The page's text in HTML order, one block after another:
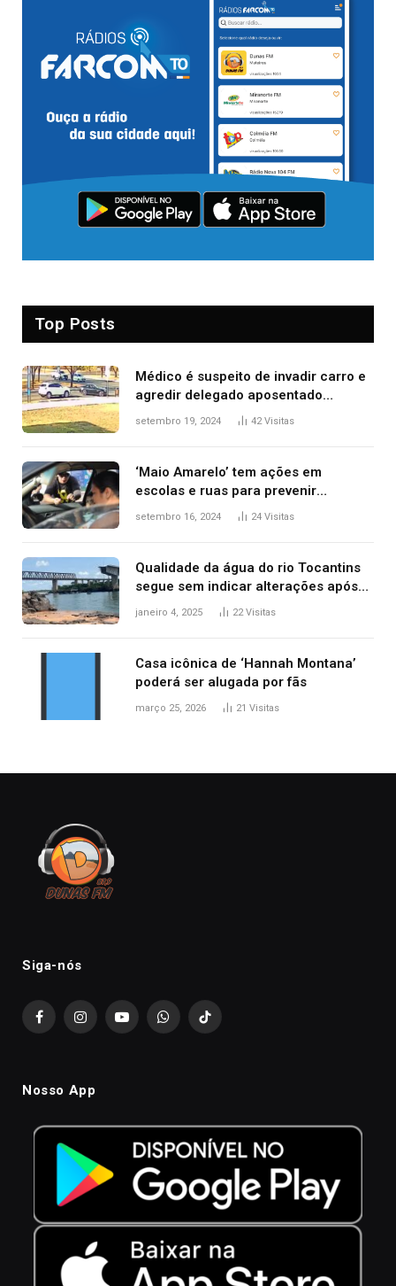
Top Posts
Médico é suspeito de invadir carro e
agredir delegado aposentado
durante confusão no trânsito
setembro 19, 2024 42Visitas
‘Maio Amarelo’ tem ações em
escolas e ruas para prevenir
acidentes no trânsito no AP
setembro 16, 2024 24 Visitas
Qualidade da água do rio Tocantins
segue sem indicar alterações após
desabamento da ponte entre MA e
janeiro 4, 2025 22Visitas
Casa icônica de ‘Hannah Montana’
poderá ser alugada por fãs
março 25, 2026 21 Visitas
Siga-nós
FacebookInstagramYouTubeWhatsAppTikTok
Nosso App